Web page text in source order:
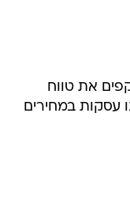
את טווח
עסקות במחירים